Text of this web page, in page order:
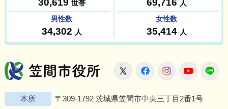
笠間市役所
X FacebookInstagram
本所 〒309-1792 茨城県笠間市中央三丁目2番1号